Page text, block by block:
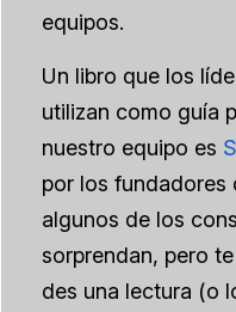
equipos.
Un libro que los
utilizan como guía
nuestro equipo es
por los fundadores
algunos de los
sorprendan, pero
des una lectura (o